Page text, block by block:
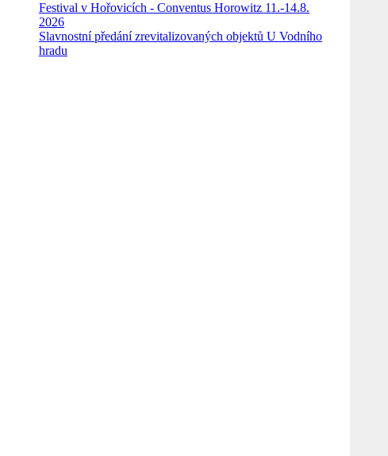
Festival v Hořovicích - Conventus Horowitz 11.-14.8.
2026
Slavnostní předání zrevitalizovaných objektů U Vodního
hradu